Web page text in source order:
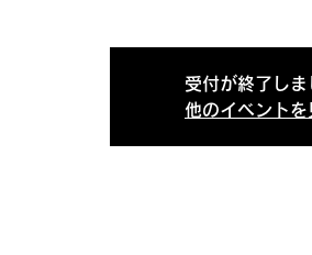
受付が終了しま
他のイベントを